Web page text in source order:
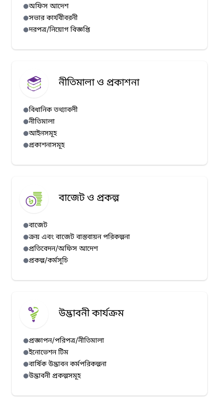
অফিস আদেশ
সভার কার্যবীবরনী
দরপত্র/নিয়োগ বিজ্ঞপ্তি
নীতিমালা ও প্রকাশনা
বিধানিক তথ্যাবলী
নীতিমালা
আইনসমূহ
প্রকাশনাসমূহ
বাজেট ও প্রকল্প
বাজেট
ক্রয় এবং বাজেট বাস্তবায়ন পরিকল্পনা
প্রতিবেদন/অফিস আদেশ
প্রকল্প/কর্মসূচি
উদ্ভাবনী কার্যক্রম
প্রজ্ঞাপন/পরিপত্র/নীতিমালা
ইনোভেশন টিম
বার্ষিক উদ্ভাবন কর্মপরিকল্পনা
উদ্ভাবনী প্রকল্পসমূহ